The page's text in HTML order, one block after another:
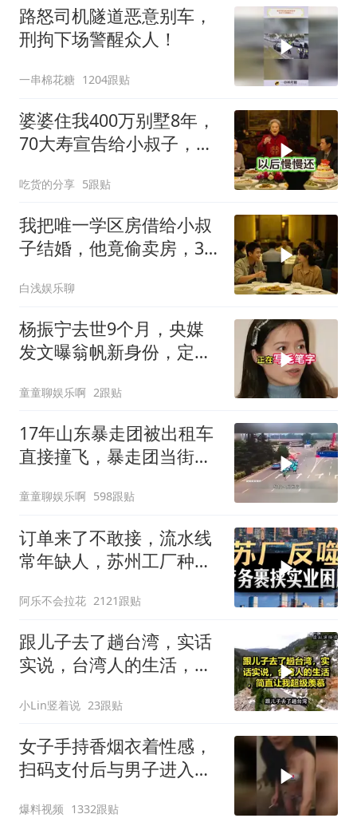
路怒司机隧道恶意别车，
刑拘下场警醒众人！
一串棉花糖 1204跟贴
婆婆住我400万别墅8年，
70大寿宣告给小叔子，
吃货的分享 5跟贴
我把唯一学区房借给小叔
子结婚，他竟偷卖房，3
白浅娱乐聊
杨振宁去世9个月，央媒
发文曝翁帆新身份，定居
童童聊娱乐啊 2跟贴
17年山东暴走团被出租车
直接撞飞，暴走团当街拦
童童聊娱乐啊 598跟贴
订单来了不敢接，流水线
常年缺人，苏州工厂种下
阿乐不会拉花 2121跟贴
跟儿子去了趟台湾，实话
实说，台湾人的生活，简
小Lin竖着说 23跟贴
女子手持香烟衣着性感，
扫码支付后与男子进入昏
爆料视频 1332跟贴